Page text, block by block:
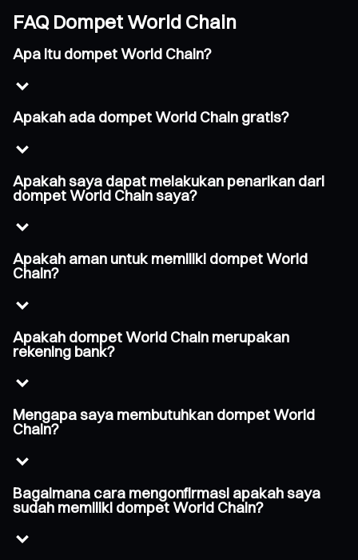
FAQ Dompet World Chain
Apa itu dompet World Chain?
Apakah ada dompet World Chain gratis?
Apakah saya dapat melakukan penarikan dari
dompet World Chain saya?
Apakah aman untuk memiliki dompet World
Chain?
Apakah dompet World Chain merupakan
rekening bank?
Mengapa saya membutuhkan dompet World
Chain?
Bagaimana cara mengonfirmasi apakah saya
sudah memiliki dompet World Chain?